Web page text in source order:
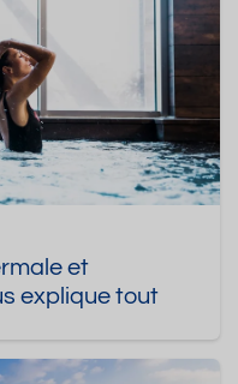
et
explique tout